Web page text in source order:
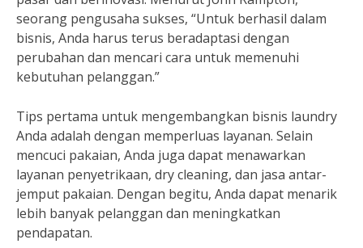
seorang pengusaha sukses, “Untuk berhasil dalam
bisnis, Anda harus terus beradaptasi dengan
perubahan dan mencari cara untuk memenuhi
kebutuhan pelanggan.”
Tips pertama untuk mengembangkan bisnis laundry
Anda adalah dengan memperluas layanan. Selain
mencuci pakaian, Anda juga dapat menawarkan
layanan penyetrikaan, dry cleaning, dan jasa antar-
jemput pakaian. Dengan begitu, Anda dapat menarik
lebih banyak pelanggan dan meningkatkan
pendapatan.